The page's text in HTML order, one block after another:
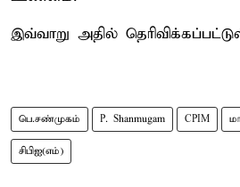
இவ்வாறு அதில்
பெ.சண்முகம் P. Shanmugam CPIM
சிபிஐ(எம்)